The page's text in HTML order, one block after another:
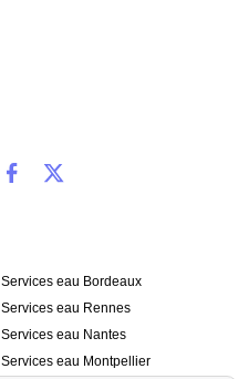
Services eau Bordeaux
Services eau Rennes
Services eau Nantes
Services eau Montpellier